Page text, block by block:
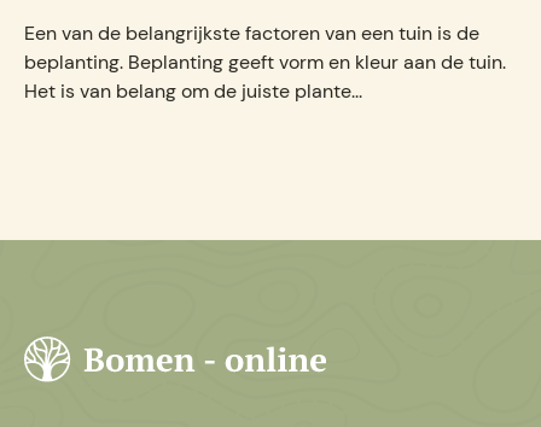
Een goed onderhouden gazon kan de uitstraling van uw
tuin echt verbeteren. Een grasveld kan een leuke
speeltuin zijn voor kinderen of een ontspann...